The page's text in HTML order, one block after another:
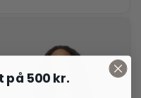
på 500 kr.